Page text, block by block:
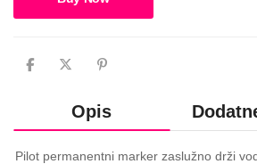
Opis
Pilot permanentni marker zaslužno drži